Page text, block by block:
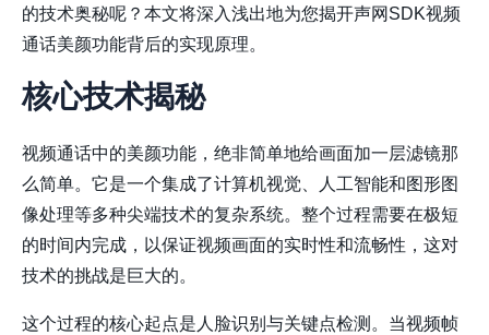
的技术奥秘呢？本文将深入浅出地为您揭开声网SDK视频
通话美颜功能背后的实现原理。
核心技术揭秘
视频通话中的美颜功能，绝非简单地给画面加一层滤镜那
么简单。它是一个集成了计算机视觉、人工智能和图形图
像处理等多种尖端技术的复杂系统。整个过程需要在极短
的时间内完成，以保证视频画面的实时性和流畅性，这对
技术的挑战是巨大的。
这个过程的核心起点是 人脸识别与关键点检测 。当视频帧